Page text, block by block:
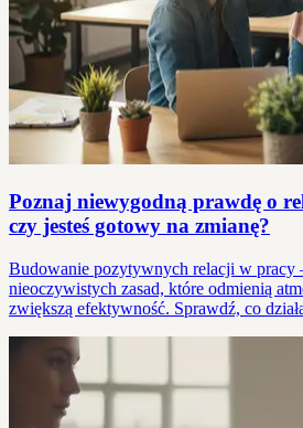
Poznaj niewygodną prawdę o
czy jesteś gotowy na zmianę?
Budowanie pozytywnych relacji w pracy
nieoczywistych zasad, które odmienią
zwiększą efektywność. Sprawdź, co